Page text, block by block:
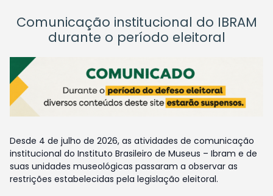
Comunicação institucional do IBRAM
durante o período eleitoral
Desde 4 de julho de 2026, as atividades de comunicação
institucional do Instituto Brasileiro de Museus – Ibram e de
suas unidades museológicas passaram a observar as
restrições estabelecidas pela legislação eleitoral.